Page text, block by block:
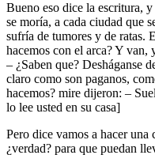
Bueno eso dice la escritura,
se moría, a cada ciudad que
sufría de tumores y de ratas.
hacemos con el arca? Y van,
– ¿Saben que? Desháganse
claro como son paganos,
hacemos? mire dijeron: –
lo lee usted en su casa]
Pero dice vamos a hacer una
¿verdad? para que puedan